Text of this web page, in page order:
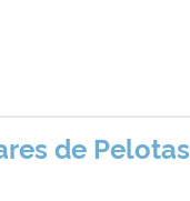
de Pelotas